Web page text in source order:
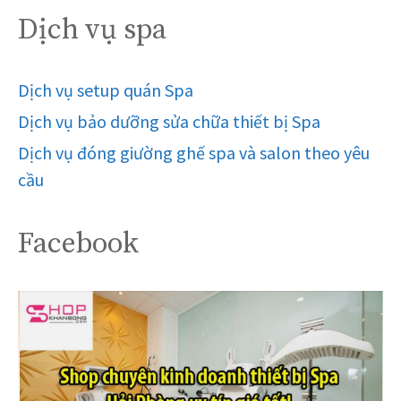
Dịch vụ spa
Dịch vụ setup quán Spa
Dịch vụ bảo dưỡng sửa chữa thiết bị Spa
Dịch vụ đóng giường ghế spa và salon theo yêu
cầu
Facebook